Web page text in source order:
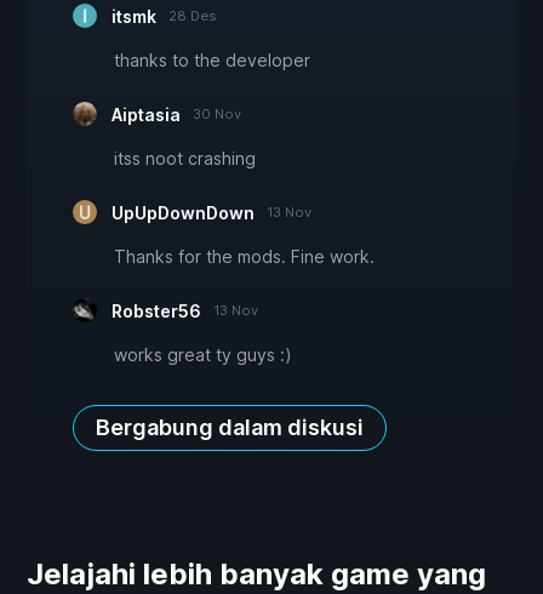
itsmk 28 Des
thanks to the developer
Aiptasia 30 Nov
itss noot crashing
UpUpDownDown 13 Nov
Thanks for the mods. Fine work.
Robster56 13 Nov
works great ty guys :)
Bergabung dalam diskusi
Jelajahi lebih banyak game yang